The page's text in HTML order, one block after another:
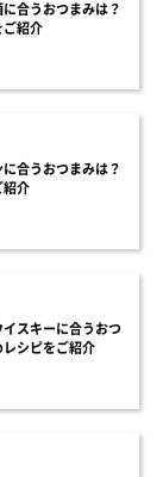
に合うおつまみは？
ご紹介
に合うおつまみは？
紹介
イスキーに合うおつ
レシピをご紹介